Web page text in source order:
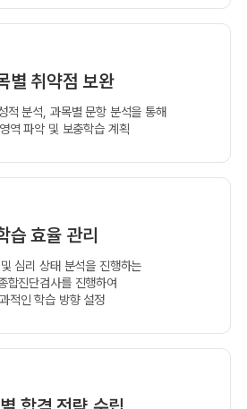
별 취약점 보완
적 분석, 과목별 문항 분석을 통해
역 파악 및 보충학습 계획
습 효율 관리
심리 상태 분석을 진행하는
합진단검사를 진행하여
적인 학습 방향 설정